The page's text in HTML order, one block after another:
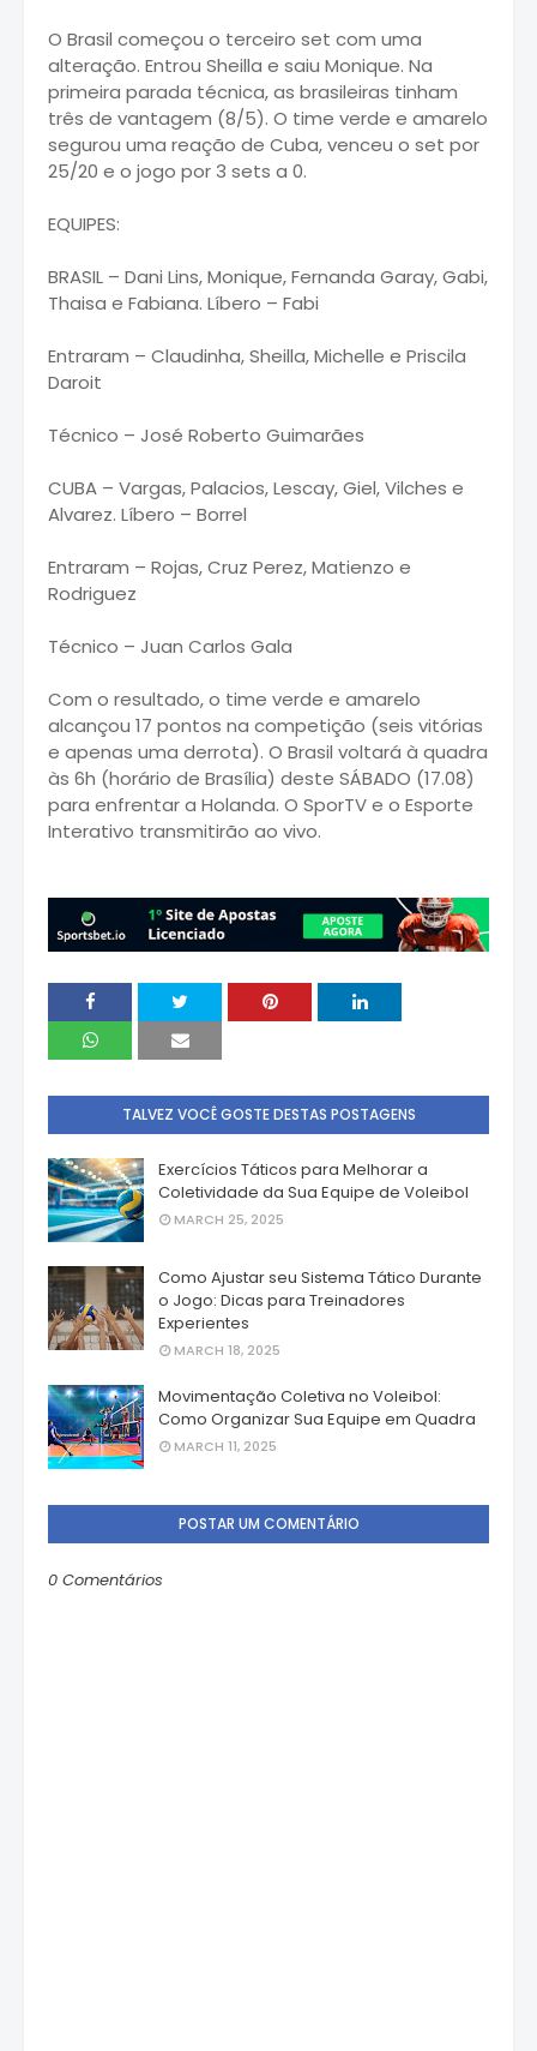
O Brasil começou o terceiro set com uma
alteração. Entrou Sheilla e saiu Monique. Na
primeira parada técnica, as brasileiras tinham
três de vantagem (8/5). O time verde e amarelo
segurou uma reação de Cuba, venceu o set por
25/20 e o jogo por 3 sets a 0.
EQUIPES:
BRASIL – Dani Lins, Monique, Fernanda Garay, Gabi,
Thaisa e Fabiana. Líbero – Fabi
Entraram – Claudinha, Sheilla, Michelle e Priscila
Daroit
Técnico – José Roberto Guimarães
CUBA – Vargas, Palacios, Lescay, Giel, Vilches e
Alvarez. Líbero – Borrel
Entraram – Rojas, Cruz Perez, Matienzo e
Rodriguez
Técnico – Juan Carlos Gala
Com o resultado, o time verde e amarelo
alcançou 17 pontos na competição (seis vitórias
e apenas uma derrota). O Brasil voltará à quadra
às 6h (horário de Brasília) deste SÁBADO (17.08)
para enfrentar a Holanda. O SporTV e o Esporte
Interativo transmitirão ao vivo.
TALVEZ VOCÊ GOSTE DESTAS POSTAGENS
Exercícios Táticos para Melhorar a
Coletividade da Sua Equipe de Voleibol
MARCH 25, 2025
Como Ajustar seu Sistema Tático Durante
o Jogo: Dicas para Treinadores
Experientes
MARCH 18, 2025
Movimentação Coletiva no Voleibol:
Como Organizar Sua Equipe em Quadra
MARCH 11, 2025
POSTAR UM COMENTÁRIO
0 Comentários